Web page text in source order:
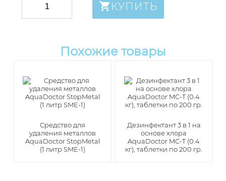
КУПИТЬ
Похожие товары
Средство для
удаления металлов
AquaDoctor StopMetal
(1 литр SME-1)
Дезинфектант 3 в 1 на
основе хлора
AquaDoctor MC-T (0.4
кг), таблетки по 200 гр.